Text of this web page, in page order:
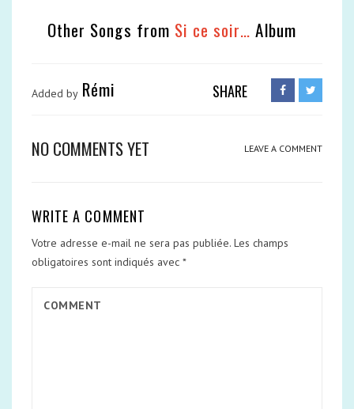
Other Songs from Si ce soir… Album
Added by Rémi SHARE
NO COMMENTS YET LEAVE A COMMENT
WRITE A COMMENT
Votre adresse e-mail ne sera pas publiée. Les champs
obligatoires sont indiqués avec *